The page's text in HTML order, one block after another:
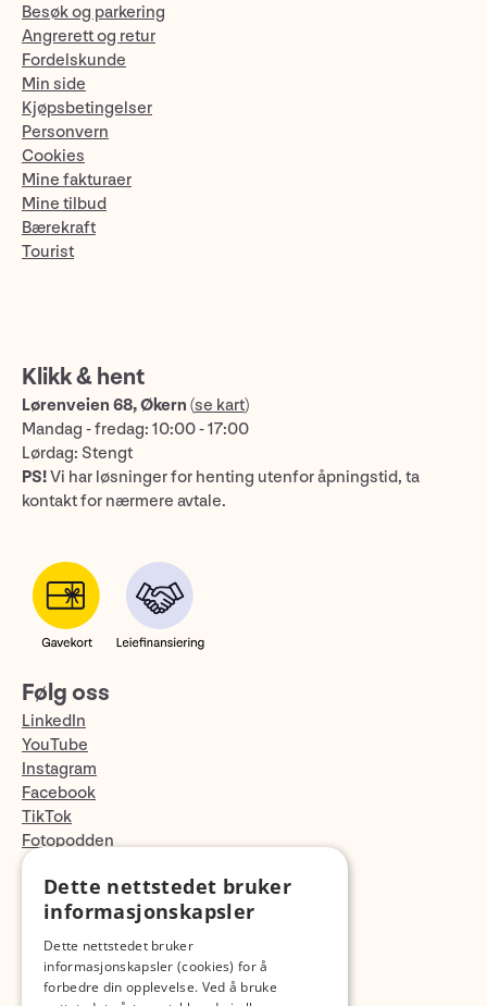
Besøk og parkering
Angrerett og retur
Fordelskunde
Min side
Kjøpsbetingelser
Personvern
Cookies
Mine fakturaer
Mine tilbud
Bærekraft
Tourist
Klikk & hent
Lørenveien 68, Økern (se kart)
Mandag - fredag: 10:00 - 17:00
Lørdag: Stengt
PS!Vi har løsninger for henting utenfor åpningstid, ta
kontakt for nærmere avtale.
Følg oss
LinkedIn
YouTube
Instagram
Facebook
TikTok
Fotopodden
Med forbehold om skrive- og lagerfeil
Dette nettstedet bruker
informasjonskapsler
Dette nettstedet bruker
informasjonskapsler (cookies) for å
forbedre din opplevelse. Ved å bruke